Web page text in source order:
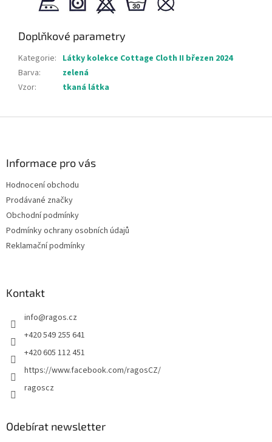
Doplňkové parametry
Kategorie: Látky kolekce Cottage Cloth II březen 2024
Barva:
zelená
Vzor: tkaná látka
Informace pro vás
Hodnocení obchodu
Prodávané značky
Obchodní podmínky
Podmínky ochrany osobních údajů
Reklamační podmínky
Kontakt
info@ragos.cz
+420 549 255 641
+420 605 112 451
https://www.facebook.com/ragosCZ/
ragoscz
Odebírat newsletter